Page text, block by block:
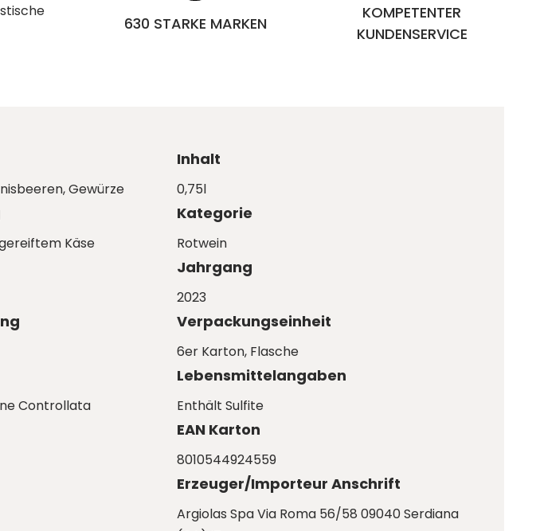
630 STARKE MARKEN
KOMPETENTER
KUNDENSERVICE
Gewürze
Inhalt
0,75l
Käse
Kategorie
Rotwein
Jahrgang
2023
Verpackungseinheit
6er Karton, Flasche
Controllata
Lebensmittelangaben
Enthält Sulfite
EAN Karton
8010544924559
Erzeuger/Importeur Anschrift
Argiolas Spa Via Roma 56/58 09040 Serdiana